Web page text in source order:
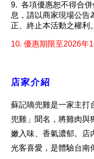
9. 各項優惠恕不得合
息，請以商家現場公告
正、終止本活動之權利
10. 優惠期限至2026年
店家介紹
蘇記嘀兜雞是一家主打
兜雞」聞名，將雞肉與
嫩入味、香氣濃郁。店
光客喜愛，是體驗台南